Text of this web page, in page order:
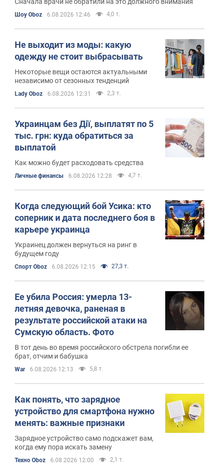
Шоу Oboz 6.08.2026 12:46 4,0 т.
Не выходит из моды: какую
одежду не стоит выбрасывать
Некоторые вещи остаются актуальными
независимо от сезонных тенденций
Lady Oboz 6.08.2026 12:31 2,3 т.
Украинцам без Дії, выплатят по 5
тыс. грн: куда обратиться за
выплатой
Как можно будет расходовать средства
Личные финансы 6.08.2026 12:28 4,7 т.
Когда следующий бой Усика: кто
соперник и дата последнего боя в
карьере украинца
Украинец должен вернуться на ринг в
будущем году
Спорт Oboz 6.08.2026 12:15 27,3 т.
Ее убила Россия: умерла 13-
летняя девочка, раненая в
результате российской атаки на
Сумскую область. Фото
В тот день во время российского обстрела погибли ее
брат, отчим и бабушка
War 6.08.2026 12:13 5,8 т.
Как понять, что зарядное
устройство для смартфона нужно
менять: важные признаки
Зарядное устройство само подскажет вам,
когда ему пора искать замену
Техно Oboz 6.08.2026 12:00 2,1 т.